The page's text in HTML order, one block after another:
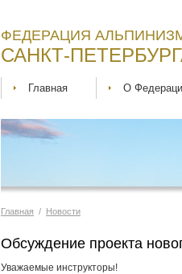
ФЕДЕРАЦИЯ
САНКТ-
Главная О
Главная / Новости
Обсуждение проекта
Уважаемые инструкторы!